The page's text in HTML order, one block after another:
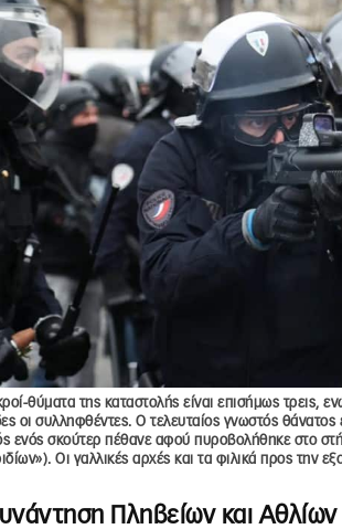
θύματα της καταστολής είναι επισήμως τρεις,
οι συλληφθέντες. Ο τελευταίος γνωστός
ενός σκούτερ πέθανε αφού πυροβολήθηκε στο
Οι γαλλικές αρχές και τα φιλικά προς
Πληβείων και Αθλίων